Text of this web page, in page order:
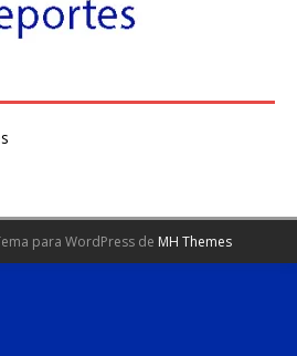
para WordPress de MH Themes